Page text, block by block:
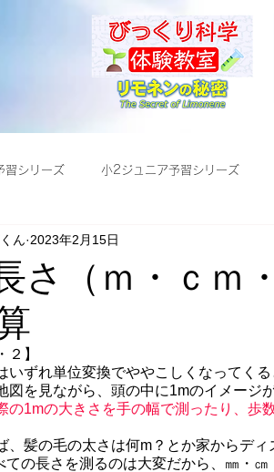
習シリーズ 小2ジュニア予習シリーズ
大学受験
さ（ｍ・ｃｍ
ん 2023年2月15日
２】
いずれ単位変換でややこしくなってく
図を見ながら、頭の中に1mのイメージ
の1mの大きさを手の幅で測ったり、歩
、髪の毛の太さは何m？とか家からデ
ての長さを測るのは大変だから、㎜・